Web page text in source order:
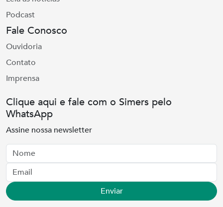
Podcast
Fale Conosco
Ouvidoria
Contato
Imprensa
Clique aqui e fale com o Simers pelo
WhatsApp
Assine nossa newsletter
Nome
Email
Enviar